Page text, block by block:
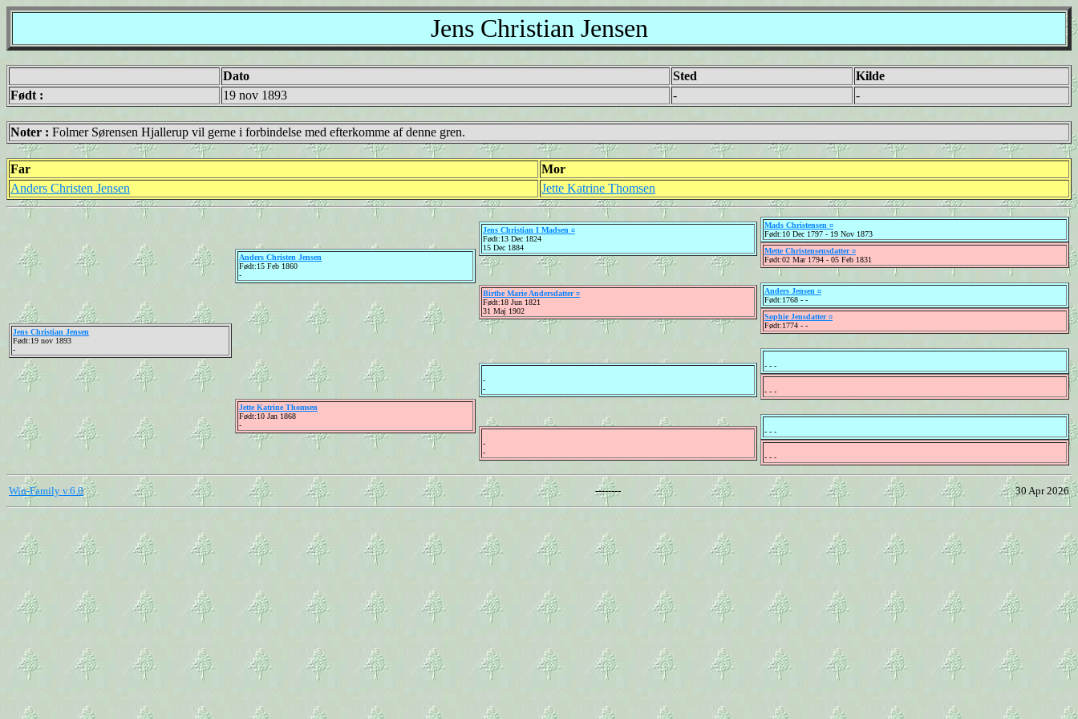
Jens Christian Jensen
Dato Sted
Kilde
Født :
19 nov 1893 - -
Noter : Folmer Sørensen Hjallerup vil gerne i forbindelse med efterkomme af denne gren.
Far
Mor
Anders Christen Jensen
Jette Katrine Thomsen
Jens Christian Jensen
Født:19 nov 1893
-
Anders Christen Jensen
Født:15 Feb 1860
-
Jette Katrine Thomsen
Født:10 Jan 1868
-
Jens Christian I Madsen ¤
Født:13 Dec 1824
15 Dec 1884
Birthe Marie Andersdatter ¤
Født:18 Jun 1821
31 Maj 1902
-
-
-
-
Mads Christensen ¤
Født:10 Dec 1797 - 19 Nov 1873
Mette Christensensdatter ¤
Født:02 Mar 1794 - 05 Feb 1831
Anders Jensen ¤
Født:1768 - -
Sophie Jensdatter ¤
Født:1774 - -
- - -
- - -
- - -
- - -
Win-Family v.6.0 -------- 30 Apr 2026